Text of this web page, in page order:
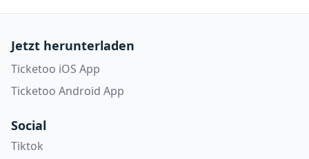
Jetzt herunterladen
Ticketoo iOS App
Ticketoo Android App
Social
Tiktok